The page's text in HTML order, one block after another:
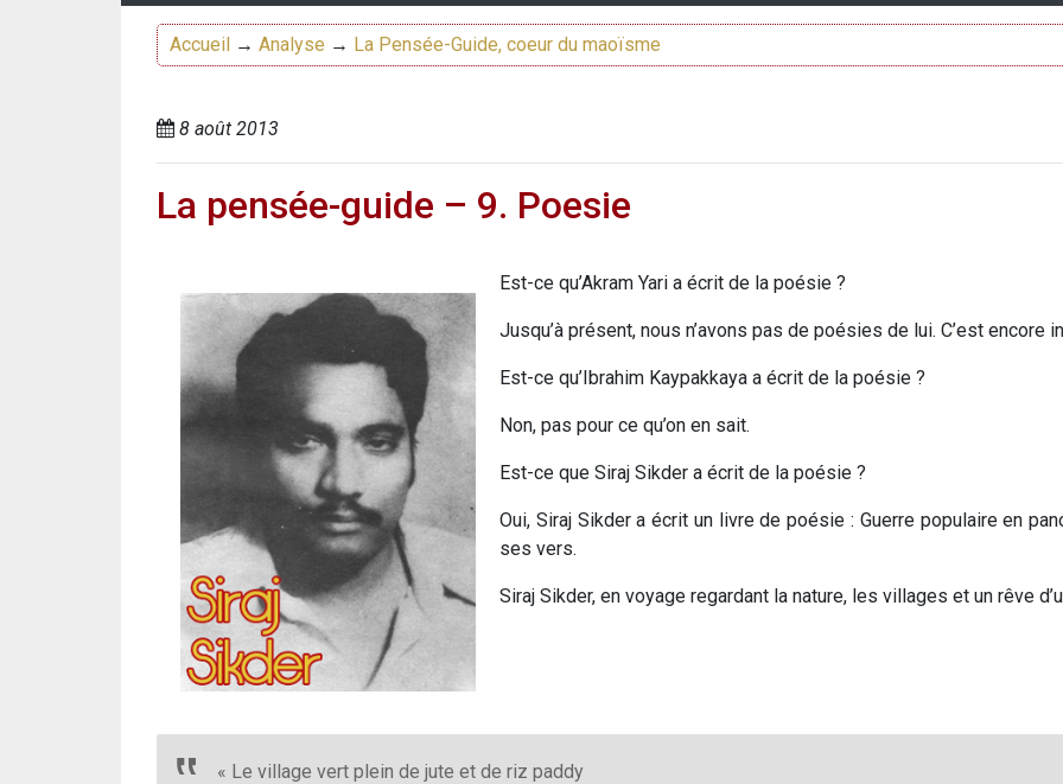
Accueil → Analyse → La Pensée-Guide, coeur du maoïsme
8 août 2013
La pensée-guide – 9. Poesie
Est-ce qu’Akram Yari a écrit de la poésie ?
Jusqu’à présent, nous n’avons pas de poésies de lui. C’est encore
Est-ce qu’Ibrahim Kaypakkaya a écrit de la poésie ?
Non, pas pour ce qu’on en sait.
Est-ce que Siraj Sikder a écrit de la poésie ?
Oui, Siraj Sikder a écrit un livre de poésie : Guerre populaire en
ses vers.
Siraj Sikder, en voyage regardant la nature, les villages et un rêve
« Le village vert plein de jute et de riz paddy